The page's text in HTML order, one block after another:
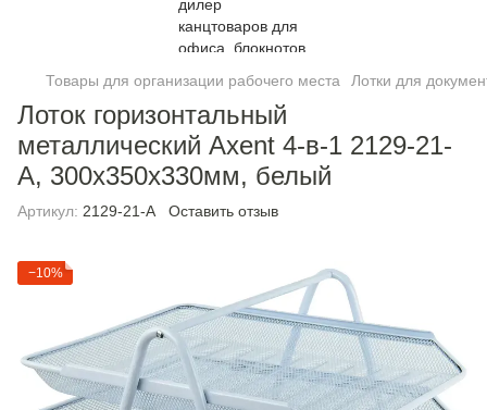
Товары для организации рабочего места Лотки для
Лоток горизонтальный
металлический Axent 4-в-1 2129-21-
A, 300x350x330мм, белый
Артикул: 2129-21-A Оставить отзыв
−10%